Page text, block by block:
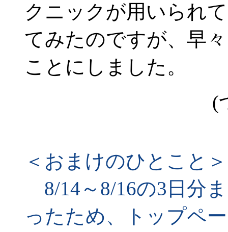
クニックが用いられ
てみたのですが、早
ことにしました。
(
＜おまけのひとこと＞
8/14～8/16の3日分
ったため、トップペ